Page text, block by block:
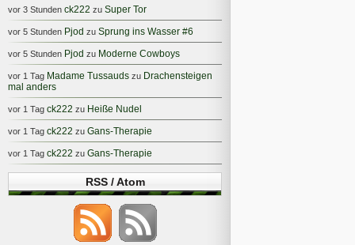
vor 3 Stunden ck222 zu Super Tor
vor 5 Stunden Pjod zu Sprung ins Wasser #6
vor 5 Stunden Pjod zu Moderne Cowboys
vor 1 Tag Madame Tussauds zu Drachensteigen
mal anders
vor 1 Tag ck222 zu Heiße Nudel
vor 1 Tag ck222 zu Gans-Therapie
vor 1 Tag ck222 zu Gans-Therapie
RSS / Atom